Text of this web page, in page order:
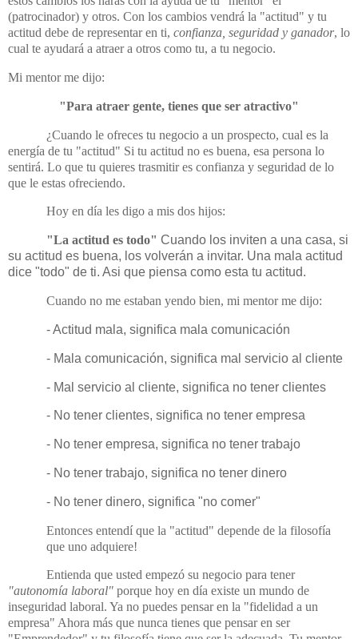
(patrocinador) y otros. Con los cambios vendrá la "actitud" y tu
actitud debe de representar en ti, confianza, seguridad y ganador, lo
cual te ayudará a atraer a otros como tu, a tu negocio.
Mi mentor me dijo:
"Para atraer gente, tienes que ser atractivo"
¿Cuando le ofreces tu negocio a un prospecto, cual es la
energía de tu "actitud" Si tu actitud no es buena, esa persona lo
sentirá. Lo que tu quieres trasmitir es confianza y seguridad de lo
que le estas ofreciendo.
Hoy en día les digo a mis dos hijos:
"La actitud es todo" Cuando los inviten a una casa, si
su actitud es buena, los volverán a invitar. Una mala actitud
dice "todo" de ti. Asi que piensa como esta tu actitud.
Cuando no me estaban yendo bien, mi mentor me dijo:
- Actitud mala, significa mala comunicación
- Mala comunicación, significa mal servicio al cliente
- Mal servicio al cliente, significa no tener clientes
- No tener clientes, significa no tener empresa
- No tener empresa, significa no tener trabajo
- No tener trabajo, significa no tener dinero
- No tener dinero, significa "no comer"
Entonces entendí que la "actitud" depende de la filosofía
que uno adquiere!
Entienda que usted empezó su negocio para tener
"autonomía laboral" porque hoy en día existe un mundo de
inseguridad laboral. Ya no puedes pensar en la "fidelidad a un
empresa" Ahora más que nunca tienes que pensar en ser